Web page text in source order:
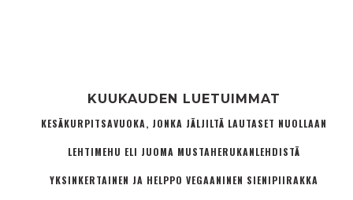
KUUKAUDEN LUETUIMMAT
KESÄKURPITSAVUOKA, JONKA JÄLJILTÄ LAUTASET NUOLLAAN
LEHTIMEHU ELI JUOMA MUSTAHERUKANLEHDISTÄ
YKSINKERTAINEN JA HELPPO VEGAANINEN SIENIPIIRAKKA